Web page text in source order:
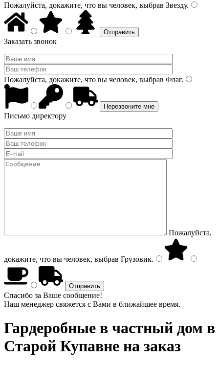
Пожалуйста, докажите, что вы человек, выбрав Звезду.
Заказать звонок
Пожалуйста, докажите, что вы человек, выбрав Флаг.
Письмо директору
Пожалуйста,
докажите, что вы человек, выбрав Грузовик.
Спасибо за Ваше сообщение!
Наш менеджер свяжется с Вами в ближайшее время.
Гардеробные в частный дом в
Старой Купавне на заказ